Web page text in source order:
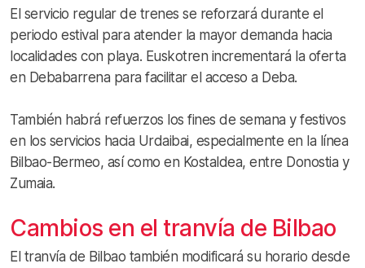
El servicio regular de trenes se reforzará durante el
periodo estival para atender la mayor demanda hacia
localidades con playa. Euskotren incrementará la oferta
en Debabarrena para facilitar el acceso a Deba.
También habrá refuerzos los fines de semana y festivos
en los servicios hacia Urdaibai, especialmente en la línea
Bilbao-Bermeo, así como en Kostaldea, entre Donostia y
Zumaia.
Cambios en el tranvía de Bilbao
El tranvía de Bilbao también modificará su horario desde